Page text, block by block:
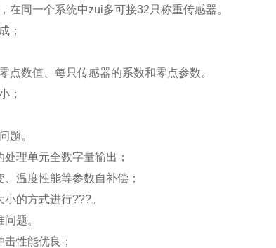
在同一个系统中zui多可接32只称重传感器。
；
点数值、每只传感器的系数和零点参数。
；
题。
理单元全数字量输出；
温度性能等参数自补偿；
的方式进行???。
题。
性能优良；